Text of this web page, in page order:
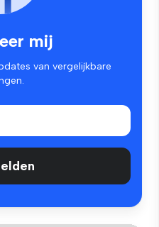
mij
van vergelijkbare